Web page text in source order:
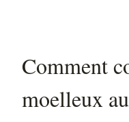
Comment
moelleux